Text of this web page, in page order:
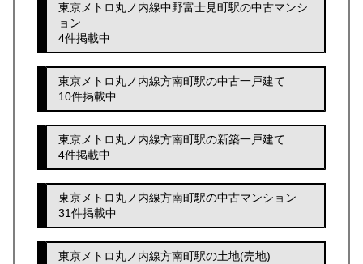
東京メトロ丸ノ内線中野富士見町駅の中古マンシ
ョン
4件掲載中
東京メトロ丸ノ内線方南町駅の中古一戸建て
10件掲載中
東京メトロ丸ノ内線方南町駅の新築一戸建て
4件掲載中
東京メトロ丸ノ内線方南町駅の中古マンション
31件掲載中
東京メトロ丸ノ内線方南町駅の土地(売地)